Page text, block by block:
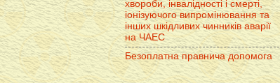
хвороби, інвалідності і смерті,
іонізуючого випромінювання та
інших шкідливих чинників аварії
на ЧАЕС
Безоплатна правнича допомога